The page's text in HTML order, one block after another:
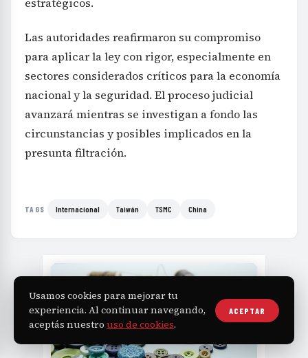
Las autoridades reafirmaron su compromiso
para aplicar la ley con rigor, especialmente en
sectores considerados críticos para la economía
nacional y la seguridad. El proceso judicial
avanzará mientras se investigan a fondo las
circunstancias y posibles implicados en la
presunta filtración.
TAGS Internacional Taiwán TSMC China
Usamos cookies para mejorar tu
experiencia. Al continuar navegando,
aceptás nuestro uso de cookies.
ACEPTAR